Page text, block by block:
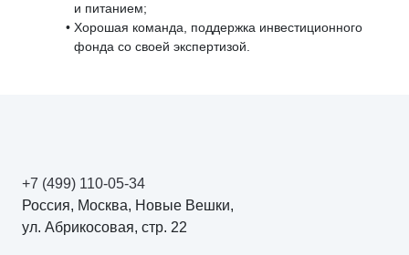
и питанием;
Хорошая команда, поддержка инвестиционного
фонда со своей экспертизой.
+7 (499) 110-05-34
Россия, Москва, Новые Вешки,
ул. Абрикосовая, стр. 22